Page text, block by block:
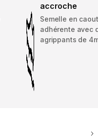
accroche
Semelle en
adhérente avec
agrippants de